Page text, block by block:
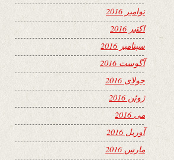
نوامبر 2016
اکتبر 2016
سپتامبر 2016
آگوست 2016
جولای 2016
ژوئن 2016
می 2016
آوریل 2016
مارس 2016